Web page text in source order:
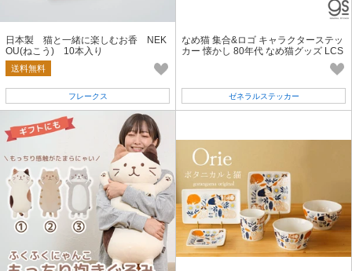
日本製 猫と一緒に楽しむお香 NEK
OU(ねこう) 10本入り
送料無料
フレークス
なめ猫 集合&ロゴ キャラクターステッ
カー 懐かし 80年代 なめ猫グッズ LCS
ゼネラルステッカー